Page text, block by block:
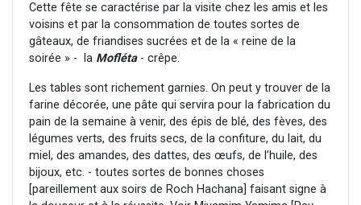
Cette fête se caractérise par la visite chez les amis et les
voisins et par la consommation de toutes sortes de
gâteaux, de friandises sucrées et de la « reine de la
soirée » - la Mofléta- crêpe.
Les tables sont richement garnies. On peut y trouver de la
farine décorée, une pâte qui servira pour la fabrication du
pain de la semaine à venir, des épis de blé, des fèves, des
légumes verts, des fruits secs, de la confiture, du lait, du
miel, des amandes, des dattes, des œufs, de l’huile, des
bijoux, etc. - toutes sortes de bonnes choses
[pareillement aux soirs de Roch Hachana] faisant signe à